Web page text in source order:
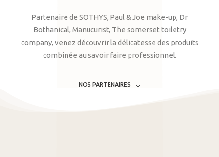
Partenaire de SOTHYS, Paul & Joe make-up, Dr
Bothanical, Manucurist, The somerset toiletry
company, venez découvrir la délicatesse des produits
combinée au savoir faire professionnel.
NOS PARTENAIRES